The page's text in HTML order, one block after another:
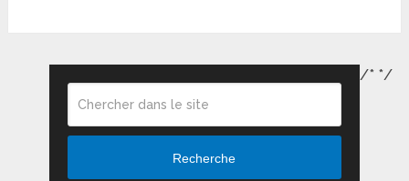
Recherche
/* */